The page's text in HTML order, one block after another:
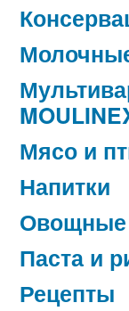
Мясо и
Напитки
Паста и
Рецепты